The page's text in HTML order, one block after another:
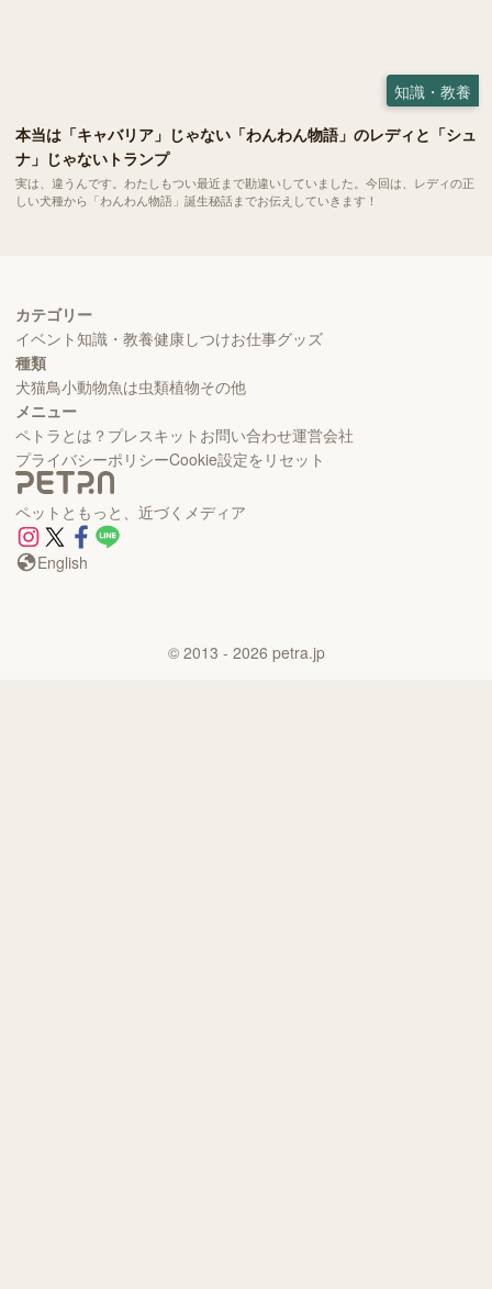
知識・教養
本当は「キャバリア」じゃない「わんわん物語」のレディと「シュ
ナ」じゃないトランプ
実は、違うんです。わたしもつい最近まで勘違いしていました。今回は、レディの正
しい犬種から「わんわん物語」誕生秘話までお伝えしていきます！
カテゴリー
イベント知識・教養健康しつけお仕事グッズ
種類
犬猫鳥小動物魚は虫類植物その他
メニュー
ペトラとは？ プレスキット お問い合わせ運営会社
プライバシーポリシーCookie設定をリセット
ペットともっと、近づくメディア
English
© 2013 - 2026 petra.jp